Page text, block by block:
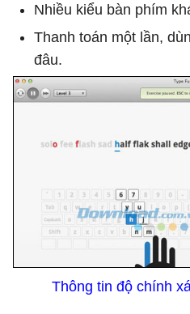
Nhiều kiểu bàn phím
Thanh toán một lần,
đâu.
Thông tin độ chính